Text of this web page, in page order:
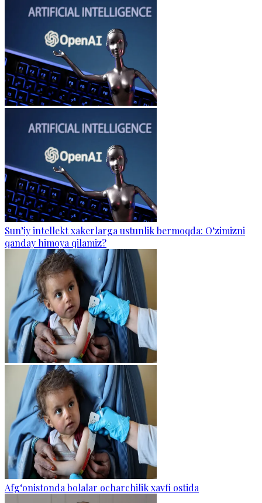
Sun’iy intellekt xakerlarga ustunlik bermoqda: O‘zimizni
qanday himoya qilamiz?
Afg‘onistonda bolalar ocharchilik xavfi ostida